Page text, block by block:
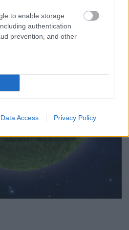
to enable storage
authentication
prevention, and other
Data Access Privacy Policy